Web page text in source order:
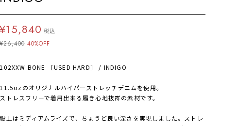
¥15,840 税込
¥26,400 40%OFF
102XXW BONE ［USED HARD］ / INDIGO
11.5ozのオリジナルハイパーストレッチデニムを使用。
ストレスフリーで着用出来る履き心地抜群の素材です。
股上はミディアムライズで、ちょうど良い深さを実現しました。ストレ